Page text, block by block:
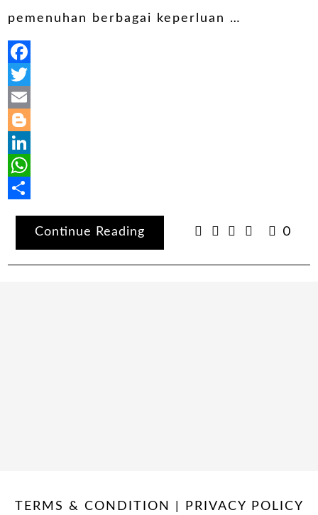
pemenuhan berbagai keperluan …
Facebook
Twitter
Email
Blogger
LinkedIn
WhatsApp
Continue Reading
0
TERMS & CONDITION | PRIVACY POLICY